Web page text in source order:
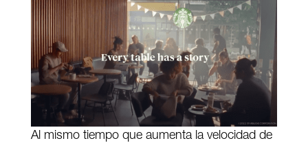
Al mismo tiempo que aumenta la velocidad de